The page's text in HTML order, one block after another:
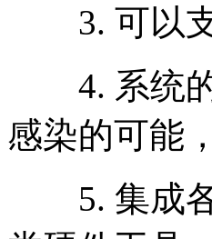
3. 可以支
4. 系统的
感染的可能
5. 集成各